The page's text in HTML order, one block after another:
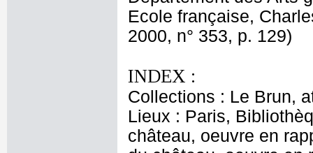
Ecole française,
2000, n° 353, p. 129)
INDEX :
Collections : Le Brun,
Lieux : Paris,
château, oeuvre en